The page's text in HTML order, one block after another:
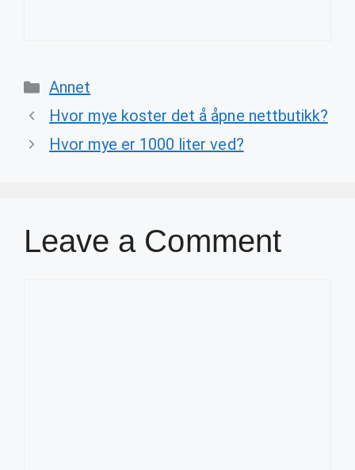
Categories
Annet
Hvor mye koster det å åpne nettbutikk?
Hvor mye er 1000 liter ved?
Leave a Comment